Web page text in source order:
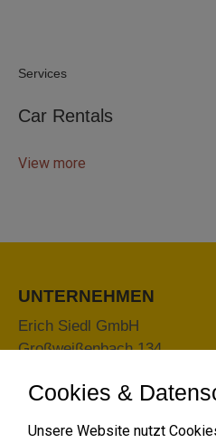
Services
Car Rentals
View more
UNTERNEHMEN
Erich Siedl GmbH
Großweißenbach 134
T: 0664 4329612
Cookies &
Unsere Website nutzt